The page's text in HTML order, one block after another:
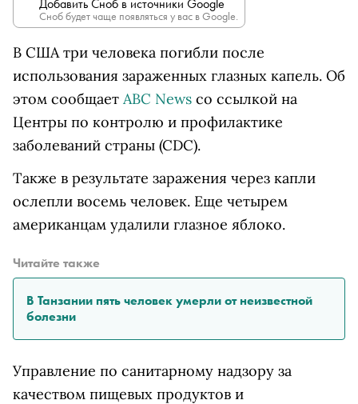
Добавить Сноб в источники Google
Сноб будет чаще появляться у вас в Google.
В США три человека погибли после
использования зараженных глазных капель. Об
этом сообщает ABC News со ссылкой на
Центры по контролю и профилактике
заболеваний страны (СDC).
Также в результате заражения через капли
ослепли восемь человек. Еще четырем
американцам удалили глазное яблоко.
Читайте также
В Танзании пять человек умерли от неизвестной
болезни
Управление по санитарному надзору за
качеством пищевых продуктов и